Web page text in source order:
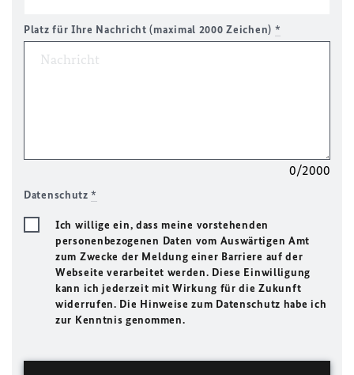
Platz für Ihre Nachricht (maximal 2000 Zeichen) *
0/2000
Datenschutz*
Ich willige ein, dass meine vorstehenden
personenbezogenen Daten vom Auswärtigen Amt
zum Zwecke der Meldung einer Barriere auf der
Webseite verarbeitet werden. Diese Einwilligung
kann ich jederzeit mit Wirkung für die Zukunft
widerrufen. Die Hinweise zum Datenschutz habe ich
zur Kenntnis genommen.